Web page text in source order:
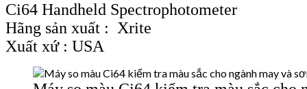
Ci64 Handheld Spectrophotometer
Hãng sản xuất : Xrite
Xuất xứ : USA